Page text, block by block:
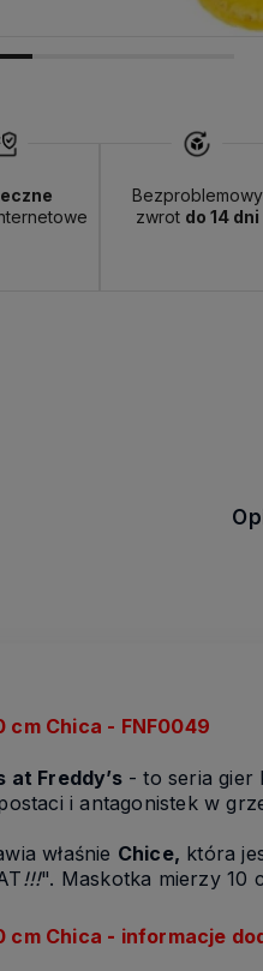
Bezproblemowy
zwrot do 14 dni
cm Chica - FNF0049
at Freddy’s- to seria gier
i antagonistek w
właśnie Chice, która
!!!". Maskotka mierzy 10
cm Chica - informacje